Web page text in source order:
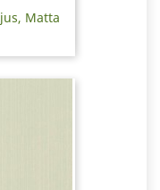
Matta